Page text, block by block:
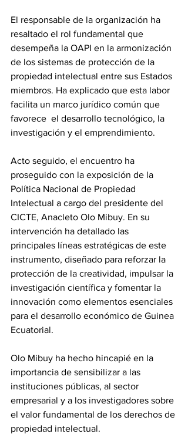
El responsable de la organización ha
resaltado el rol fundamental que
desempeña la OAPI en la armonización
de los sistemas de protección de la
propiedad intelectual entre sus Estados
miembros. Ha explicado que esta labor
facilita un marco jurídico común que
favorece  el desarrollo tecnológico, la
investigación y el emprendimiento.
Acto seguido, el encuentro ha
proseguido con la exposición de la
Política Nacional de Propiedad
Intelectual a cargo del presidente del
CICTE, Anacleto Olo Mibuy. En su
intervención ha detallado las
principales líneas estratégicas de este
instrumento, diseñado para reforzar la
protección de la creatividad, impulsar la
investigación científica y fomentar la
innovación como elementos esenciales
para el desarrollo económico de Guinea
Ecuatorial.
Olo Mibuy ha hecho hincapié en la
importancia de sensibilizar a las
instituciones públicas, al sector
empresarial y a los investigadores sobre
el valor fundamental de los derechos de
propiedad intelectual.